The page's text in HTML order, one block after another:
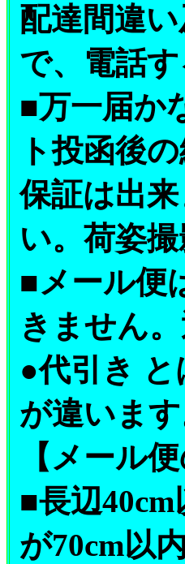
配達間違
で、電話
■万一届か
ト投函後
保証は出
い。荷姿
■メール便
きません
●代引き
が違います
【メール
■長辺
が70cm以